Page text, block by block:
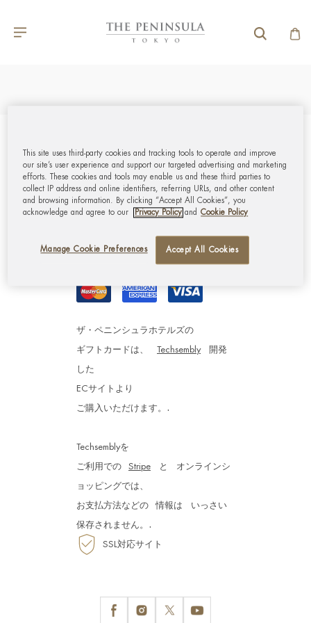
お問い合わせ
マイアカウント
企業情報
ザ・ペニンシュラホテルズの
ギフトカードは、 Techsembly 開発
した
ECサイトより
ご購入いただけます。 .
Techsemblyを
ご利用での Stripe と オンラインシ
ョッピングでは、
お支払方法などの 情報は いっさい
保存されません。 .
SSL対応サイト
This site uses third-party cookies and tracking tools to operate and improve
our site’s user experience and support our targeted advertising and marketing
efforts. These cookies and tools may enable us and these third parties to
collect IP address and online identifiers, referring URLs, and other content
and browsing information. By clicking “Accept All Cookies”, you
acknowledge and agree to our
Privacy Policy and Cookie Policy
Manage Cookie Preferences Accept All Cookies